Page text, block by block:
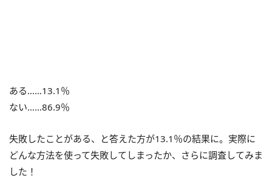
ある……13.1％
ない……86.9％
失敗したことがある、と答えた方が13.1％の結果に。実際に
どんな方法を使って失敗してしまったか、さらに調査してみま
した！